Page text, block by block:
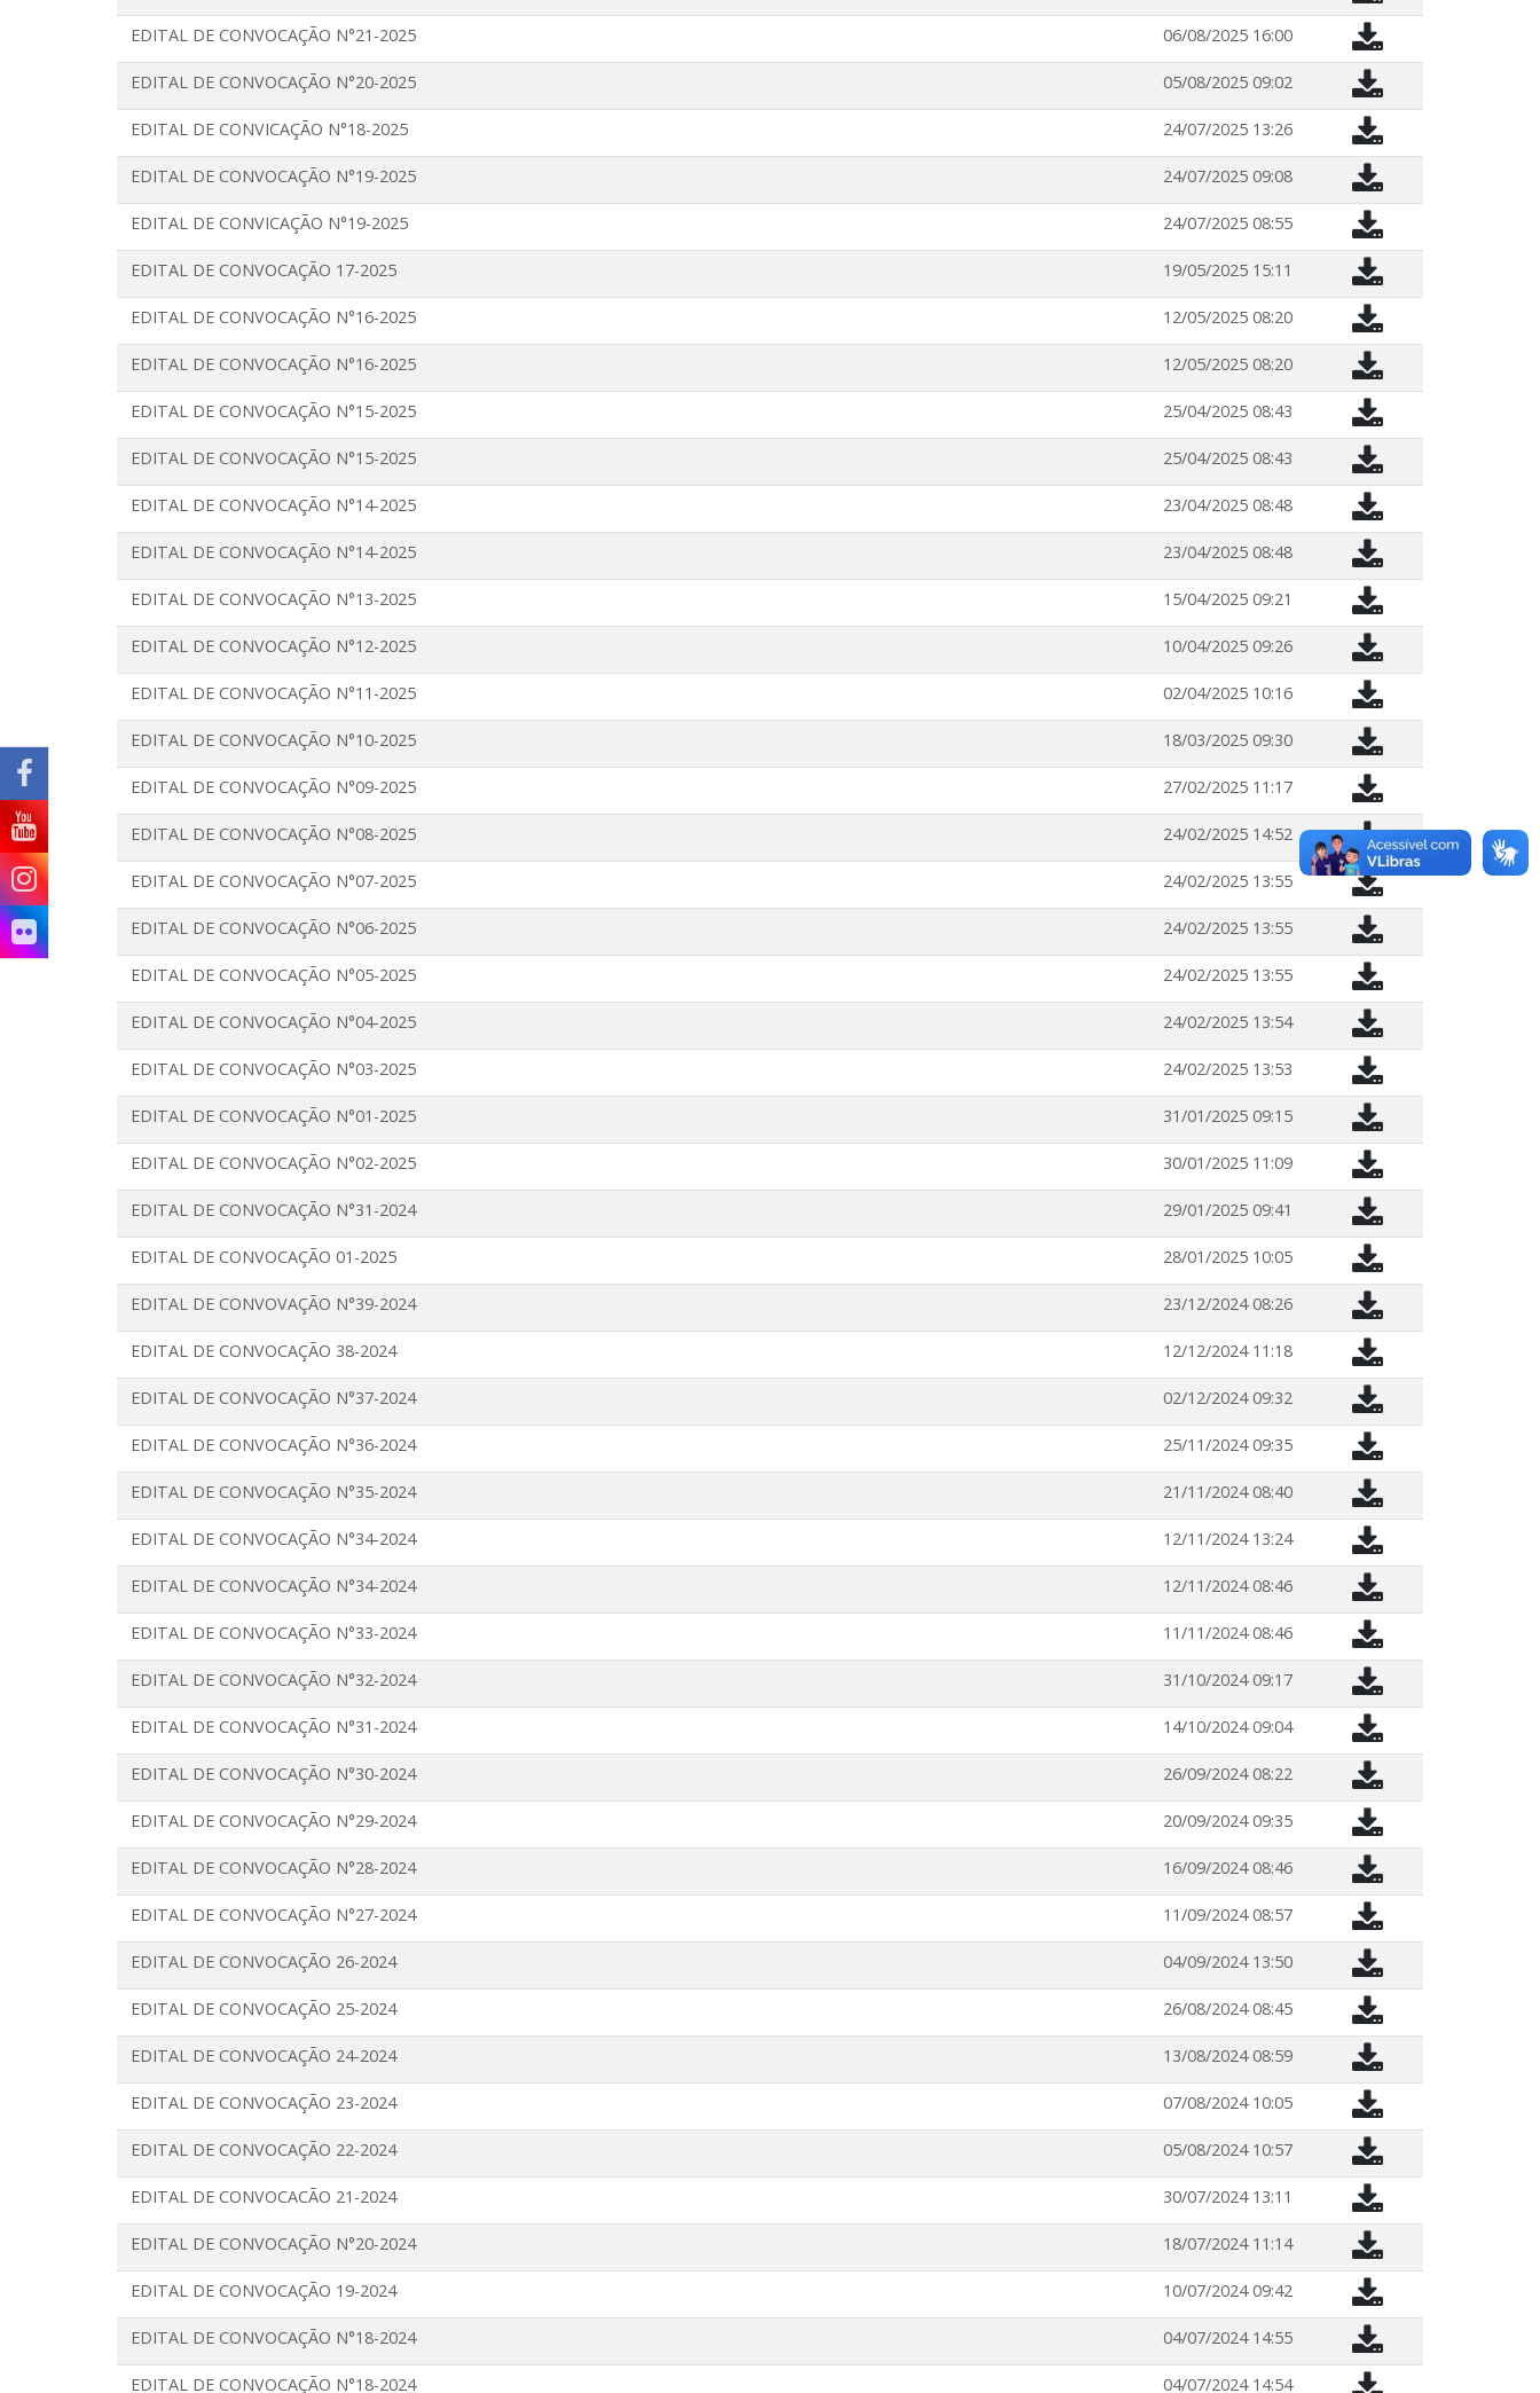
EDITAL DE CONVOCAÇÃO N°21-2025 06/08/2025 16:00
EDITAL DE CONVOCAÇÃO N°20-2025 05/08/2025 09:02
EDITAL DE CONVICAÇÃO N°18-2025 24/07/2025 13:26
EDITAL DE CONVOCAÇÃO N°19-2025 24/07/2025 09:08
EDITAL DE CONVICAÇÃO N°19-2025 24/07/2025 08:55
EDITAL DE CONVOCAÇÃO 17-2025 19/05/2025 15:11
EDITAL DE CONVOCAÇÃO N°16-2025 12/05/2025 08:20
EDITAL DE CONVOCAÇÃO N°16-2025 12/05/2025 08:20
EDITAL DE CONVOCAÇÃO N°15-2025 25/04/2025 08:43
EDITAL DE CONVOCAÇÃO N°15-2025 25/04/2025 08:43
EDITAL DE CONVOCAÇÃO N°14-2025 23/04/2025 08:48
EDITAL DE CONVOCAÇÃO N°14-2025 23/04/2025 08:48
EDITAL DE CONVOCAÇÃO N°13-2025 15/04/2025 09:21
EDITAL DE CONVOCAÇÃO N°12-2025 10/04/2025 09:26
EDITAL DE CONVOCAÇÃO N°11-2025 02/04/2025 10:16
EDITAL DE CONVOCAÇÃO N°10-2025 18/03/2025 09:30
EDITAL DE CONVOCAÇÃO N°09-2025 27/02/2025 11:17
EDITAL DE CONVOCAÇÃO N°08-2025 24/02/2025 14:52
EDITAL DE CONVOCAÇÃO N°07-2025 24/02/2025 13:55
EDITAL DE CONVOCAÇÃO N°06-2025 24/02/2025 13:55
EDITAL DE CONVOCAÇÃO N°05-2025 24/02/2025 13:55
EDITAL DE CONVOCAÇÃO N°04-2025 24/02/2025 13:54
EDITAL DE CONVOCAÇÃO N°03-2025 24/02/2025 13:53
EDITAL DE CONVOCAÇÃO N°01-2025 31/01/2025 09:15
EDITAL DE CONVOCAÇÃO N°02-2025 30/01/2025 11:09
EDITAL DE CONVOCAÇÃO N°31-2024 29/01/2025 09:41
EDITAL DE CONVOCAÇÃO 01-2025 28/01/2025 10:05
EDITAL DE CONVOVAÇÃO N°39-2024 23/12/2024 08:26
EDITAL DE CONVOCAÇÃO 38-2024 12/12/2024 11:18
EDITAL DE CONVOCAÇÃO N°37-2024 02/12/2024 09:32
EDITAL DE CONVOCAÇÃO N°36-2024 25/11/2024 09:35
EDITAL DE CONVOCAÇÃO N°35-2024 21/11/2024 08:40
EDITAL DE CONVOCAÇÃO N°34-2024 12/11/2024 13:24
EDITAL DE CONVOCAÇÃO N°34-2024 12/11/2024 08:46
EDITAL DE CONVOCAÇÃO N°33-2024 11/11/2024 08:46
EDITAL DE CONVOCAÇÃO N°32-2024 31/10/2024 09:17
EDITAL DE CONVOCAÇÃO N°31-2024 14/10/2024 09:04
EDITAL DE CONVOCAÇÃO N°30-2024 26/09/2024 08:22
EDITAL DE CONVOCAÇÃO N°29-2024 20/09/2024 09:35
EDITAL DE CONVOCAÇÃO N°28-2024 16/09/2024 08:46
EDITAL DE CONVOCAÇÃO N°27-2024 11/09/2024 08:57
EDITAL DE CONVOCAÇÃO 26-2024 04/09/2024 13:50
EDITAL DE CONVOCAÇÃO 25-2024 26/08/2024 08:45
EDITAL DE CONVOCAÇÃO 24-2024 13/08/2024 08:59
EDITAL DE CONVOCAÇÃO 23-2024 07/08/2024 10:05
EDITAL DE CONVOCAÇÃO 22-2024 05/08/2024 10:57
EDITAL DE CONVOCACÃO 21-2024 30/07/2024 13:11
EDITAL DE CONVOCAÇÃO N°20-2024 18/07/2024 11:14
EDITAL DE CONVOCAÇÃO 19-2024 10/07/2024 09:42
EDITAL DE CONVOCAÇÃO N°18-2024 04/07/2024 14:55
EDITAL DE CONVOCAÇÃO N°18-2024 04/07/2024 14:54